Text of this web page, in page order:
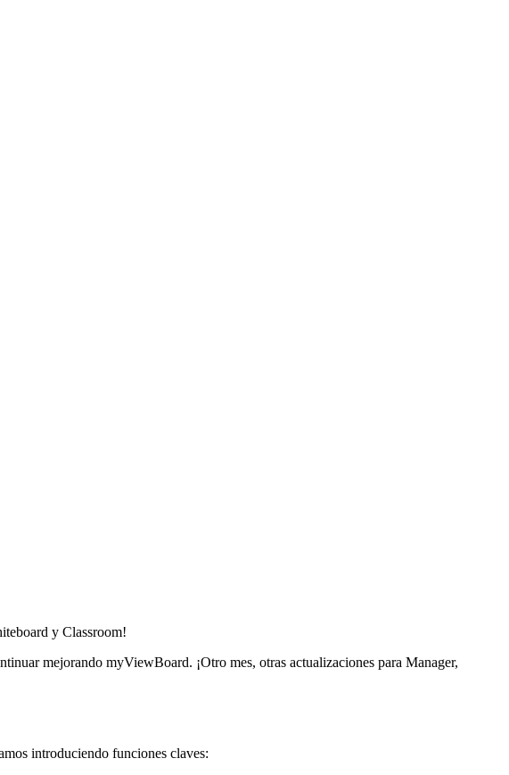
y Classroom!
mejorando myViewBoard. ¡Otro mes, otras actualizaciones para Manager,
introduciendo funciones claves: